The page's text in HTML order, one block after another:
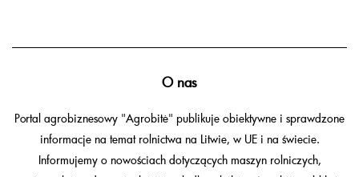
O nas
Portal agrobiznesowy "Agrobitė" publikuje obiektywne i sprawdzone
informacje na temat rolnictwa na Litwie, w UE i na świecie.
Informujemy o nowościach dotyczących maszyn rolniczych,